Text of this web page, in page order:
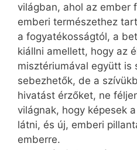
világban, ahol az ember
emberi természethez
a fogyatékosságtól, a
kiállni amellett, hogy az
misztériumával együtt is
sebezhetők, de a
hivatást érzőket, ne
világnak, hogy képesek
látni, és új, emberi
emberre.